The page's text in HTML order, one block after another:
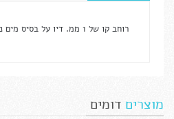
רוחב קו של 1 ממ. דיו על בסיס מים נטול ריח.
מוצרים דומים